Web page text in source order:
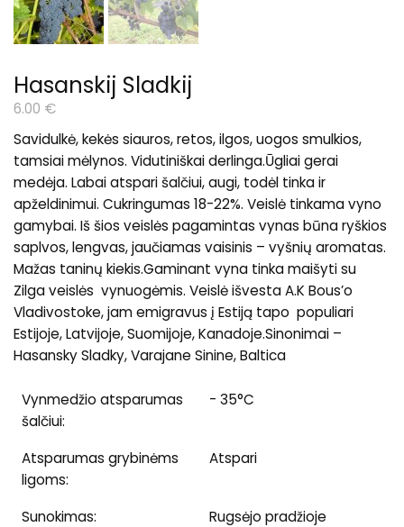
Hasanskij Sladkij
6.00 €
Savidulkė, kekės siauros, retos, ilgos, uogos smulkios,
tamsiai mėlynos. Vidutiniškai derlinga.Ūgliai gerai
medėja. Labai atspari šalčiui, augi, todėl tinka ir
apželdinimui. Cukringumas 18-22%. Veislė tinkama vyno
gamybai. Iš šios veislės pagamintas vynas būna ryškios
saplvos, lengvas, jaučiamas vaisinis – vyšnių aromatas.
Mažas taninų kiekis.Gaminant vyna tinka maišyti su
Zilga veislės vynuogėmis. Veislė išvesta A.K Bous’o
Vladivostoke, jam emigravus į Estiją tapo populiari
Estijoje, Latvijoje, Suomijoje, Kanadoje.Sinonimai –
Hasansky Sladky, Varajane Sinine, Baltica
Vynmedžio atsparumas
šalčiui:
- 35°C
Atsparumas grybinėms
ligoms:
Atspari
Sunokimas:
Rugsėjo pradžioje